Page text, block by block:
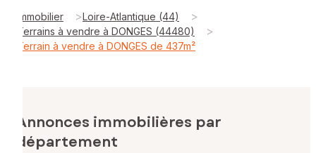
Immobilier >Loire-Atlantique (44) >
Terrains à vendre à DONGES (44480) >
Terrain à vendre à DONGES de 437m²
Annonces immobilières par
département